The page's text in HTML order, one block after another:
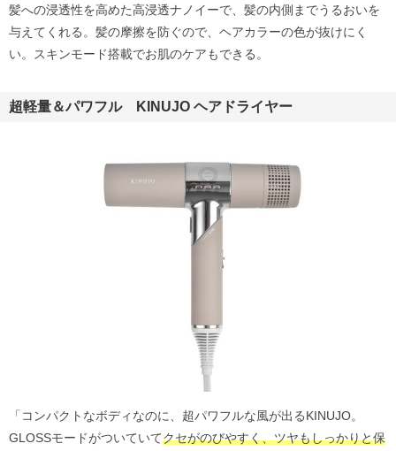
髪への浸透性を高めた高浸透ナノイーで、髪の内側までうるおいを
与えてくれる。髪の摩擦を防ぐので、ヘアカラーの色が抜けにく
い。スキンモード搭載でお肌のケアもできる。
超軽量＆パワフル KINUJO ヘアドライヤー
「コンパクトなボディなのに、超パワフルな風が出るKINUJO。
GLOSSモードがついていてクセがのびやすく、ツヤもしっかりと保